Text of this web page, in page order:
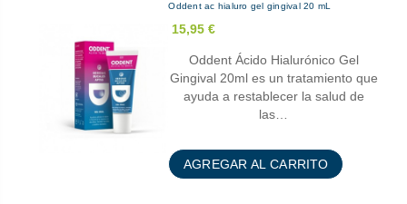
Oddent ac hialuro gel gingival 20 mL
15,95 €
Oddent Ácido Hialurónico Gel
Gingival 20ml es un tratamiento que
ayuda a restablecer la salud de
las…
AGREGAR AL CARRITO